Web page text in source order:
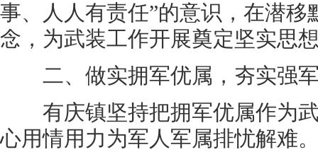
事、人人有责任”的意识，在潜移
念，为武装工作开展奠定坚实思
二、做实拥军优属，夯实强
有庆镇坚持把拥军优属作为武
心用情用力为军人军属排忧解难